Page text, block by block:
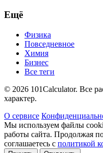
Ещё
Физика
Повседневное
Химия
Бизнес
Все теги
© 2026 101Calculator. Все
характер.
О сервисе
Мы используем файлы
работы сайта. Продолжая
соглашаетесь с политикой